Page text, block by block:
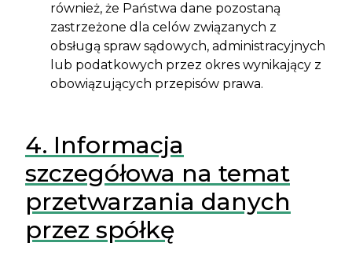
również, że Państwa dane pozostaną
zastrzeżone dla celów związanych z
obsługą spraw sądowych, administracyjnych
lub podatkowych przez okres wynikający z
obowiązujących przepisów prawa.
4. Informacja
szczegółowa na temat
przetwarzania danych
przez spółkę